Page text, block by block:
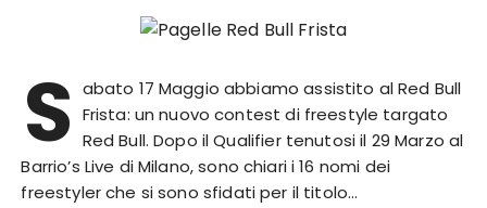
S abato 17 Maggio abbiamo assistito al Red Bull
Frista: un nuovo contest di freestyle targato
Red Bull. Dopo il Qualifier tenutosi il 29 Marzo al
Barrio’s Live di Milano, sono chiari i 16 nomi dei
freestyler che si sono sfidati per il titolo…